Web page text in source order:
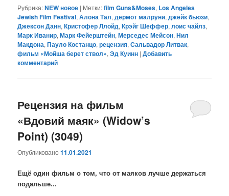
Рубрика:NEW новое | Метки:film Guns&Moses, Los Angeles
Jewish Film Festival,Алона Тал,дермот малруни,джейк бьюзи,
Джексон Данн,Кристофер Ллойд,Крэйг Шеффер,лоис чайлз,
Марк Иванир,Марк Фейерштейн,Мерседес Мейсон,Нил
Макдона,Пауло Костанцо,рецензия,Сальвадор Литвак,
фильм «Мойша берет ствол»,Эд Куинн |Добавить
комментарий
Рецензия на фильм
«Вдовий маяк» (Widow’s
Point) (3049)
Опубликовано11.01.2021
Ещё один фильм о том, что от маяков лучше держаться
подальше...